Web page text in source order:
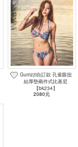
Gumzzi自訂款 孔雀眼扭
結厚墊兩件式比基尼
【bk234】
2080元